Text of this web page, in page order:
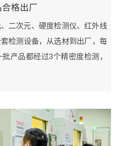
格出厂
二次元、硬度检测仪、红外线
检测设备，从选材到出厂，每
产品都经过3个精密度检测，